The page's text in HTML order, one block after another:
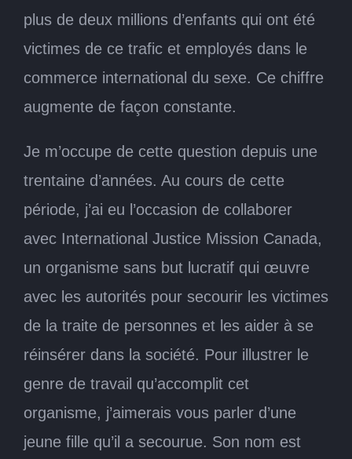
plus de deux millions d’enfants qui ont été
victimes de ce trafic et employés dans le
commerce international du sexe. Ce chiffre
augmente de façon constante.
Je m’occupe de cette question depuis une
trentaine d’années. Au cours de cette
période, j’ai eu l’occasion de collaborer
avec International Justice Mission Canada,
un organisme sans but lucratif qui œuvre
avec les autorités pour secourir les victimes
de la traite de personnes et les aider à se
réinsérer dans la société. Pour illustrer le
genre de travail qu’accomplit cet
organisme, j’aimerais vous parler d’une
jeune fille qu’il a secourue. Son nom est